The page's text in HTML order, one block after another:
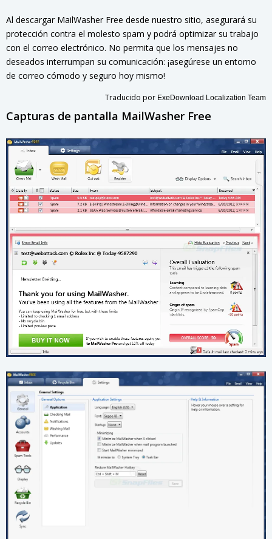
Al descargar MailWasher Free desde nuestro sitio, asegurará su
protección contra el molesto spam y podrá optimizar su trabajo
con el correo electrónico. No permita que los mensajes no
deseados interrumpan su comunicación: ¡asegúrese un entorno
de correo cómodo y seguro hoy mismo!
Traducido por ExeDownload Localization Team
Capturas de pantalla MailWasher Free